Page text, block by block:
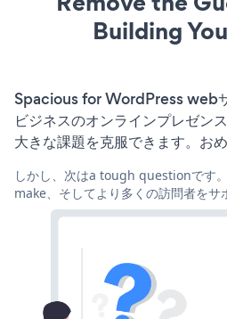
Building
Spacious for WordPress webサ
ビジネスのオンラインプレゼン
大きな課題を克服できます。お
しかし、次はa tough questionです
make、そしてより多くの訪問者をサ